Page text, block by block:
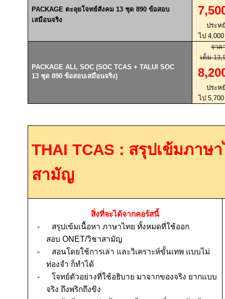
PACKAGE ตะลุยโจทย์สังคม13 ชุด890ข้อสอบ
เสมือนจริง
ประห
ไป
PACKAGE ALL SOC (SOC TCAS + TALUI SOC
13 ชุด890ข้อสอบเสมือนจริง)
ราค
เต็ม
ประห
ไป
THAI TCAS : สรุปเข้มภาษ
สามัญ
สิ่งที่จะได้จากคอร์สนี้
-
สรุปเข้มเนื้อหา ภาษาไทย ทั้งหมดที่ใช้ออก
สอบ ONET/วิชาสามัญ
-
สอนโดยใช้การเล่า และวิเคราะห์ขั้นเทพ แบบไม่
ท่องจำ ก็ทำได้
-
โจทย์ตัวอย่างที่ใช้อธิบาย มาจากของจริง ยากแบบ
จริง ถึงพริกถึงขิง